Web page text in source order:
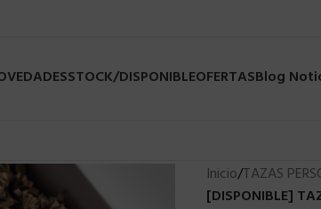
STOCK/DISPONIBLEOFERTASBlog
Inicio/TAZAS
[DISPONIBLE]